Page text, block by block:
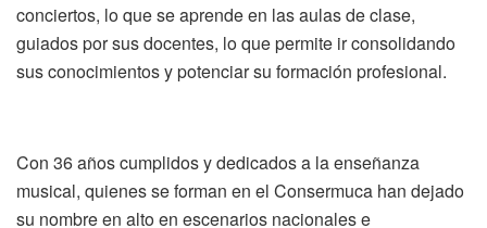
conciertos, lo que se aprende en las aulas de clase,
guiados por sus docentes, lo que permite ir consolidando
sus conocimientos y potenciar su formación profesional.
Con 36 años cumplidos y dedicados a la enseñanza
musical, quienes se forman en el Consermuca han dejado
su nombre en alto en escenarios nacionales e